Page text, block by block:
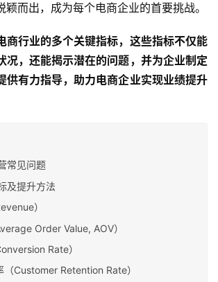
而出，成为每个电商企业的首要挑战。
商行业的多个关键指标，这些指标不仅能
况，还能揭示潜在的问题，并为企业制定
供有力指导，助力电商企业实现业绩提升
常见问题
及提升方法
）
Order Value, AOV）
Rate）
（Customer Retention Rate）